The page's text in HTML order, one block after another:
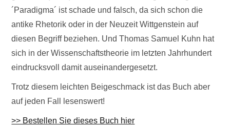
´Paradigma´ ist schade und falsch, da sich schon die
antike Rhetorik oder in der Neuzeit Wittgenstein auf
diesen Begriff beziehen. Und Thomas Samuel Kuhn hat
sich in der Wissenschaftstheorie im letzten Jahrhundert
eindrucksvoll damit auseinandergesetzt.
Trotz diesem leichten Beigeschmack ist das Buch aber
auf jeden Fall lesenswert!
>> Bestellen Sie dieses Buch hier